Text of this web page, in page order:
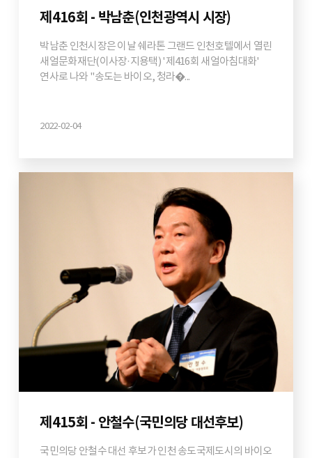
제416회 - 박남춘(인천광역시 시장)
박남춘 인천시장은 이날 쉐라톤 그랜드 인천호텔에서 열린
새얼문화재단(이사장·지용택) '제416회 새얼아침대화'
연사로 나와 "송도는 바이오, 청라�...
2022-02-04
제415회 - 안철수(국민의당 대선후보)
국민의당 안철수 대선 후보가 인천 송도국제도시의 바이오